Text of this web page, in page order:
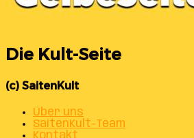
Die Kult-Seite
(c) SaitenKult
Über uns
SaitenKult-Team
Kontakt